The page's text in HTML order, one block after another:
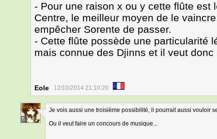
- Pour une raison x ou y cette flûte est
Centre, le meilleur moyen de le
empêcher Sorente de passer.
- Cette flûte possède une particularité
mais connue des Djinns et il veut
Eole 12/10/2014 21:10:20
5
Je vois aussi une troisième possibilité, il pourrait aussi vouloir
Ou il veut faire un concours de musique...